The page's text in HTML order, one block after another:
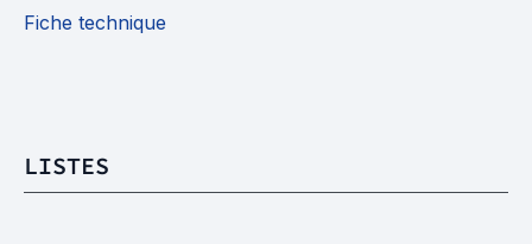
Fiche technique
LISTES